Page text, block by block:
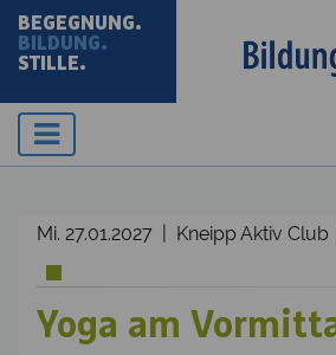
BEGEGNUNG.
BILDUNG.
STILLE.
Mi. 27.01.2027 | Kneipp Aktiv
Yoga am